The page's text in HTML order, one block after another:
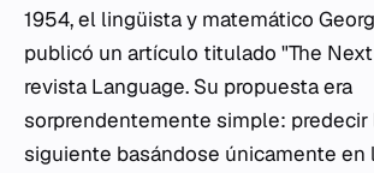
1954, el lingüista y matemático
publicó un artículo titulado "The
revista Language. Su propuesta era
sorprendentemente simple: predecir
siguiente basándose únicamente en